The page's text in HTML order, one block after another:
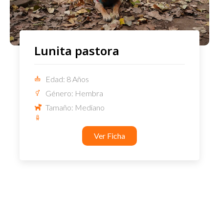
Lunita pastora
Edad: 8 Años
Género: Hembra
Tamaño: Mediano
Ver Ficha